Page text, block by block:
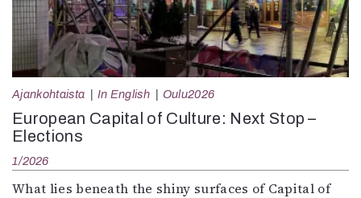
Ajankohtaista In English Oulu2026
European Capital of Culture: Next Stop –
Elections
1/2026
What lies beneath the shiny surfaces of Capital of